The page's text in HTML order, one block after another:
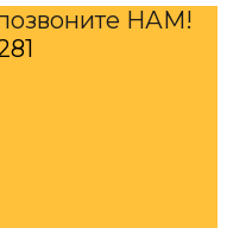
НАМ!